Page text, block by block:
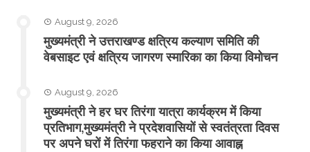
August 9, 2026
मुख्यमंत्री ने उत्तराखण्ड क्षत्रिय कल्याण समिति की
वेबसाइट एवं क्षत्रिय जागरण स्मारिका का किया विमोचन
August 9, 2026
मुख्यमंत्री ने हर घर तिरंगा यात्रा कार्यक्रम में किया
प्रतिभाग,मुख्यमंत्री ने प्रदेशवासियों से स्वतंत्रता दिवस
पर अपने घरों में तिरंगा फहराने का किया आवाह्न